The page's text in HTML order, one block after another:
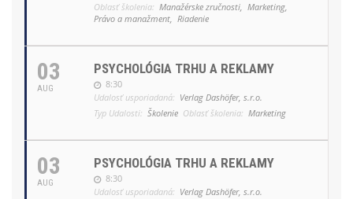
Oblasť školenia: Manažérske zručnosti, Marketing,
Právo a manažment, Riadenie
03
AUG
PSYCHOLÓGIA TRHU A REKLAMY
8:30
Udalosť usporiadaná: Verlag Dashöfer, s.r.o.
Typ Udalosti: Školenie Oblasť školenia: Marketing
03
AUG
PSYCHOLÓGIA TRHU A REKLAMY
8:30
Udalosť usporiadaná: Verlag Dashöfer, s.r.o.